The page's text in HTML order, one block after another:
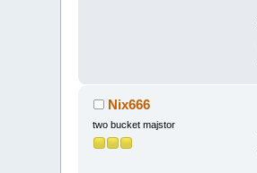
Nix666
two bucket majstor